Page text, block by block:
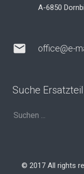
A-6850
mail office@e-
Suche Ersatzteil
© 2017 All rights